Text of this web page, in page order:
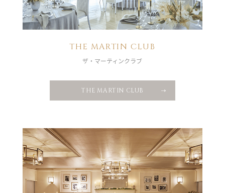
THE MARTIN CLUB
ザ・マーティンクラブ
THE MARTIN CLUB